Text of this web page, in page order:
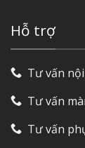
Hỗ trợ
Tư vấn nội
Tư vấn
Tư vấn